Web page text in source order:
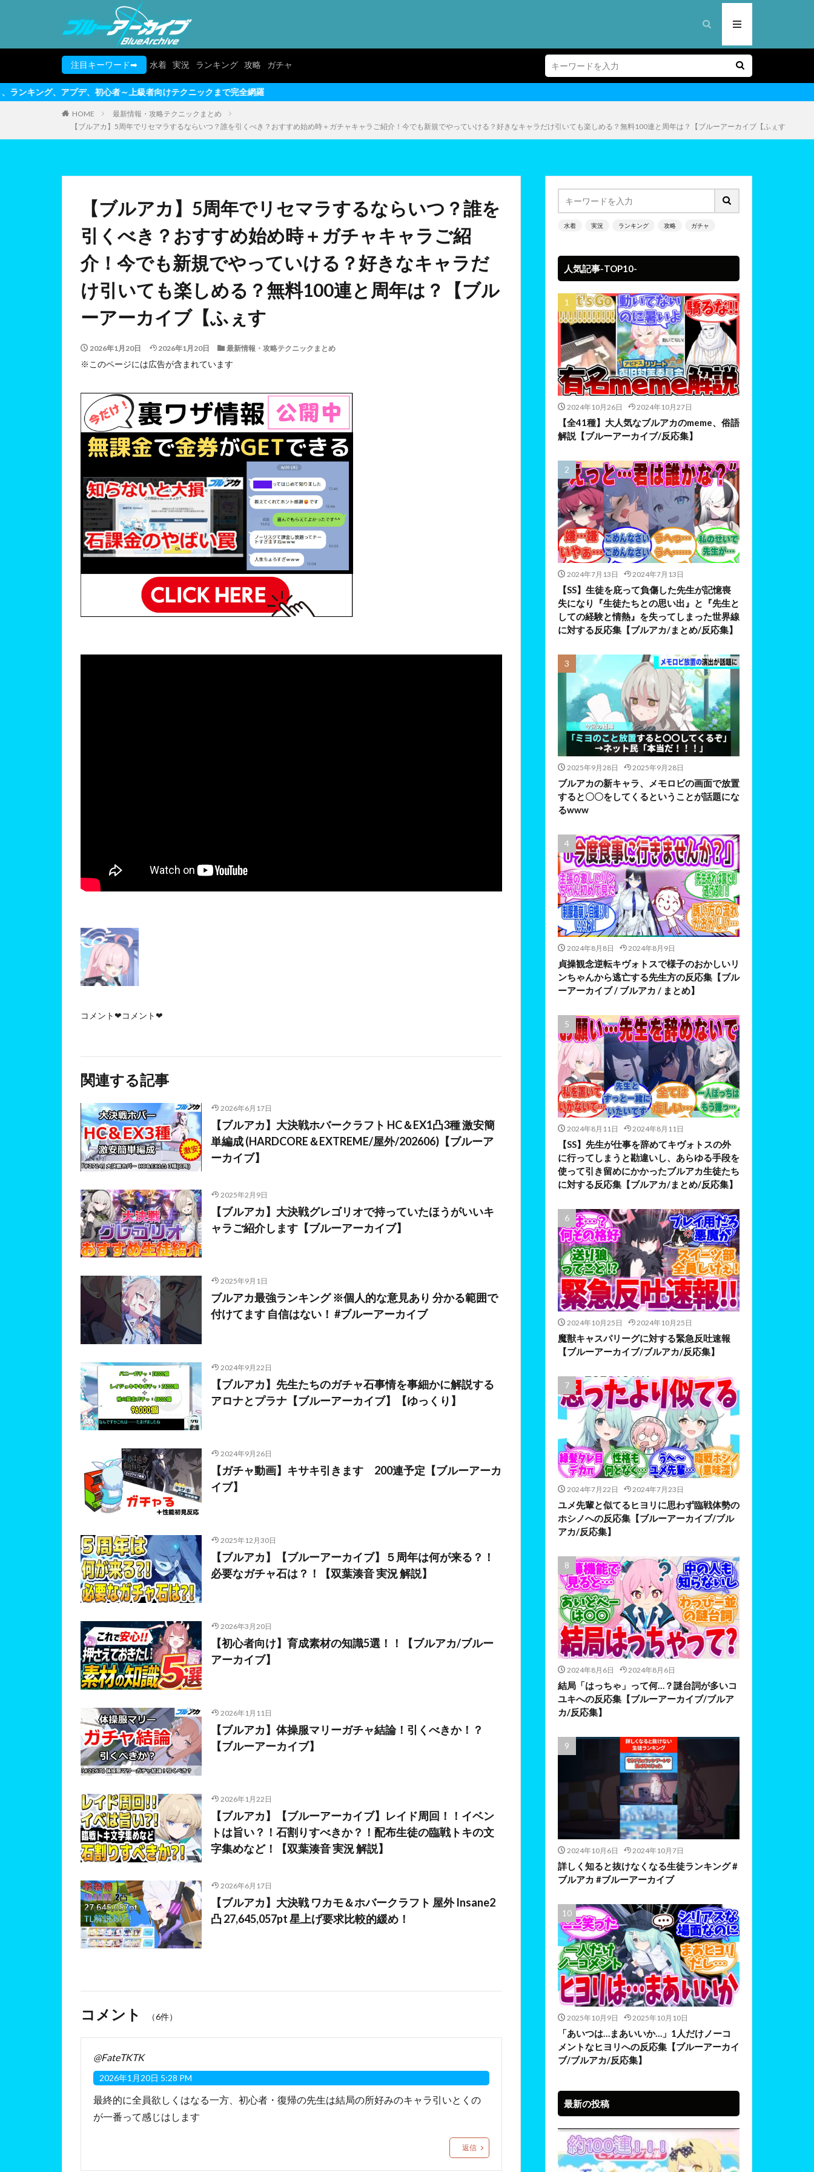
注目キーワード➡ 水着 実況 ランキング 攻略 ガチャ
初心者～上級者向けテクニックまで完全網羅
HOME
最新情報・攻略テクニックまとめ
【ブルアカ】5周年でリセマラするならいつ？誰を引くべき？おすすめ始め時＋ガチャキャラご紹介！今でも新規でやっていける？好きなキャラだけ引いても楽しめる？無料100連と周年は？【ブルーアーカイブ【ふぇす
【ブルアカ】5周年でリセマラするならいつ？誰を
引くべき？おすすめ始め時＋ガチャキャラご紹
介！今でも新規でやっていける？好きなキャラだ
け引いても楽しめる？無料100連と周年は？【ブル
ーアーカイブ【ふぇす
2026年1月20日 2026年1月20日 最新情報・攻略テクニックまとめ
※このページには広告が含まれています
コメント❤コメント❤
関連する記事
2026年6月17日
【ブルアカ】大決戦ホバークラフト HC＆EX1凸3種 激安簡
単編成 (HARDCORE＆EXTREME/屋外/202606)【ブルーア
ーカイブ】
2025年2月9日
【ブルアカ】大決戦グレゴリオで持っていたほうがいいキ
ャラご紹介します【ブルーアーカイブ】
2025年9月1日
ブルアカ最強ランキング ※個人的な意見あり 分かる範囲で
付けてます 自信はない！ #ブルーアーカイブ
2024年9月22日
【ブルアカ】先生たちのガチャ石事情を事細かに解説する
アロナとプラナ【ブルーアーカイブ】【ゆっくり】
2024年9月26日
【ガチャ動画】キサキ引きます 200連予定【ブルーアーカ
イブ】
2025年12月30日
【ブルアカ】【ブルーアーカイブ】５周年は何が来る？！
必要なガチャ石は？！【双葉湊音 実況 解説】
2026年3月20日
【初心者向け】育成素材の知識5選！！【ブルアカ/ブルー
アーカイブ】
2026年1月11日
【ブルアカ】体操服マリーガチャ結論！引くべきか！？
【ブルーアーカイブ】
2026年1月22日
【ブルアカ】【ブルーアーカイブ】レイド周回！！イベン
トは旨い？！石割りすべきか？！配布生徒の臨戦トキの文
字集めなど！【双葉湊音 実況 解説】
2026年6月17日
【ブルアカ】大決戦 ワカモ＆ホバークラフト 屋外 Insane2
凸 27,645,057pt 星上げ要求比較的緩め！
コメント （6件）
@FateTKTK
2026年1月20日 5:28 PM
最終的に全員欲しくはなる一方、初心者・復帰の先生は結局の所好みのキャラ引いとくの
が一番って感じはします
返信
水着 実況 ランキング 攻略 ガチャ
人気記事-TOP10-
2024年10月26日 2024年10月27日
【全41種】大人気なブルアカのmeme、俗語
解説【ブルーアーカイブ/反応集】
2024年7月13日 2024年7月13日
【SS】生徒を庇って負傷した先生が記憶喪
失になり『生徒たちとの思い出』と『先生と
しての経験と情熱』を失ってしまった世界線
に対する反応集【ブルアカ/まとめ/反応集】
2025年9月28日 2025年9月28日
ブルアカの新キャラ、メモロビの画面で放置
すると〇〇をしてくるということが話題にな
るwww
2024年8月8日 2024年8月9日
貞操観念逆転キヴォトスで様子のおかしいリ
ンちゃんから逃亡する先生方の反応集【ブル
ーアーカイブ / ブルアカ / まとめ】
2024年8月11日 2024年8月11日
【SS】先生が仕事を辞めてキヴォトスの外
に行ってしまうと勘違いし、あらゆる手段を
使って引き留めにかかったブルアカ生徒たち
に対する反応集【ブルアカ/まとめ/反応集】
2024年10月25日 2024年10月25日
魔獣キャスパリーグに対する緊急反吐速報
【ブルーアーカイブ/ブルアカ/反応集】
2024年7月22日 2024年7月23日
ユメ先輩と似てるヒヨリに思わず臨戦体勢の
ホシノへの反応集【ブルーアーカイブ/ブル
アカ/反応集】
2024年8月6日 2024年8月6日
結局「はっちゃ」って何…？謎台詞が多いコ
ユキへの反応集【ブルーアーカイブ/ブルア
カ/反応集】
2024年10月6日 2024年10月7日
詳しく知ると抜けなくなる生徒ランキング #
ブルアカ #ブルーアーカイブ
2025年10月9日 2025年10月10日
「あいつは…まあいいか…」1人だけノーコ
メントなヒヨリへの反応集【ブルーアーカイ
ブ/ブルアカ/反応集】
最新の投稿